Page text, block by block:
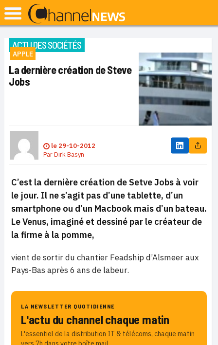
ACTU DES SOCIÉTÉS
APPLE
La dernière création de Steve
Jobs
le 29-10-2012
ParDirk Basyn
C’est la dernière création de Setve Jobs à voir
le jour. Il ne s’agit pas d’une tablette, d’un
smartphone ou d’un Macbook mais d’un bateau.
Le Venus, imaginé et dessiné par le créateur de
la firme à la pomme,
vient de sortir du chantier Feadship d’Alsmeer aux
Pays-Bas après 6 ans de labeur.
LA NEWSLETTER QUOTIDIENNE
L'actu du channel chaque matin
L'essentiel de la distribution IT & télécoms, chaque matin